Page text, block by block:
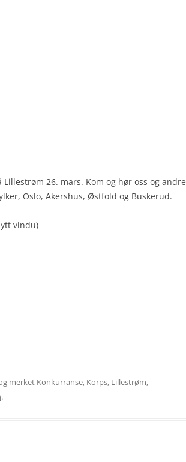
26. mars. Kom og hør oss og andre
Oslo, Akershus, Østfold og Buskerud.
vindu)
merket Konkurranse, Korps, Lillestrøm,
.